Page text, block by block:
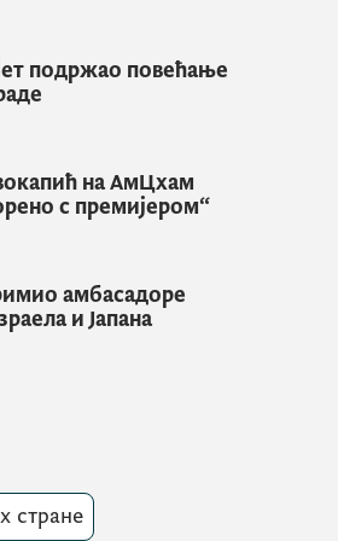
нашу безрезервну
вриједностима
уније и Алијансе. То смо
и приликом посљедњег
односно устоличења
поглавара највеће
заједнице у земљи,
упркос интезивним
државе, успјели
Уставом
права нашим
Црне Горе
остаје владавина права и
подржао повећање
на АмЦхам
с премијером“
амбасадоре
и Јапана
стране